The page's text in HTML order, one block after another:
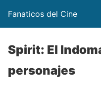
Fanaticos del Cine
Spirit: El
personajes